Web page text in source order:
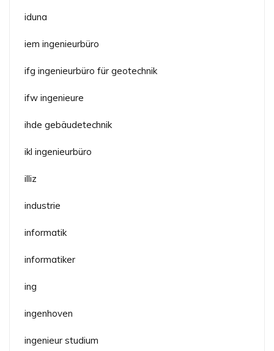
iduna
iem ingenieurbüro
ifg ingenieurbüro für geotechnik
ifw ingenieure
ihde gebäudetechnik
ikl ingenieurbüro
illiz
industrie
informatik
informatiker
ing
ingenhoven
ingenieur studium